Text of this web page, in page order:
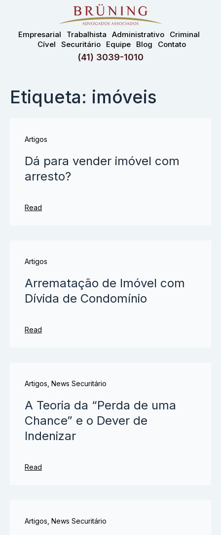
Empresarial Trabalhista Administrativo
Criminal
Cível
Securitário Equipe Blog Contato
(41) 3039-1010
Etiqueta: imóveis
Artigos
Dá para vender imóvel com
arresto?
Read
Artigos
Arrematação de Imóvel com
Dívida de Condomínio
Read
Artigos News Securitário
A Teoria da “Perda de uma
Chance” e o Dever de
Indenizar
Read
Artigos News Securitário